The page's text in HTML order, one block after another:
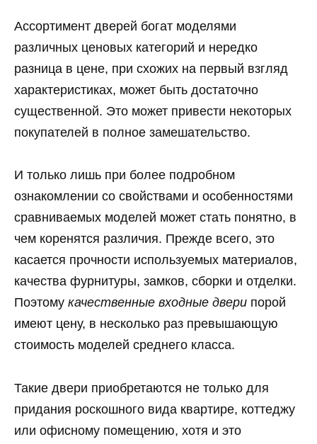
Ассортимент дверей богат моделями
различных ценовых категорий и нередко
разница в цене, при схожих на первый взгляд
характеристиках, может быть достаточно
существенной. Это может привести некоторых
покупателей в полное замешательство.
И только лишь при более подробном
ознакомлении со свойствами и особенностями
сравниваемых моделей может стать понятно, в
чем коренятся различия. Прежде всего, это
касается прочности используемых материалов,
качества фурнитуры, замков, сборки и отделки.
Поэтому качественные входные двери порой
имеют цену, в несколько раз превышающую
стоимость моделей среднего класса.
Такие двери приобретаются не только для
придания роскошного вида квартире, коттеджу
или офисному помещению, хотя и это